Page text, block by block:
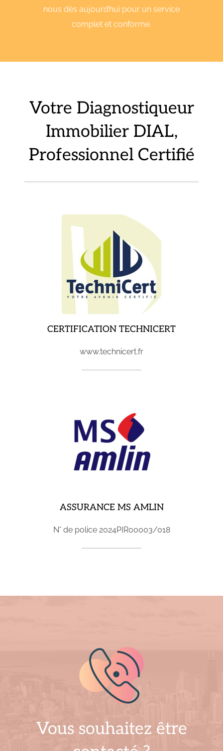
nous dès aujourd’hui pour un service
complet et conforme.
Votre Diagnostiqueur
Immobilier DIAL,
Professionnel Certifié
CERTIFICATION TECHNICERT
www.technicert.fr
ASSURANCE MS AMLIN
N° de police 2024PIR00003/018
Vous souhaitez être